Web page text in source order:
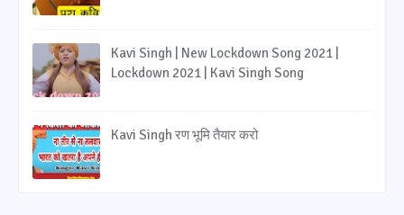
Kavi Singh | New Lockdown Song 2021 |
Lockdown 2021 | Kavi Singh Song
Kavi Singh रण भूमि तैयार करो